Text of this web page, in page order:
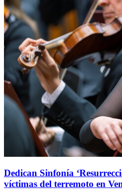
Dedican Sinfonía
víctimas del terremoto en